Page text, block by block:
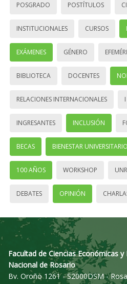
POSGRADO POSTÍTULOS
INSTITUCIONALES CURSOS
EXÁMENES GÉNERO
BIBLIOTECA DOCENTES
RELACIONES INTERNACIONALES
INGRESANTES INCLUSIÓN
BECAS BIENESTAR UNIVERSITARIO
100 AÑOS WORKSHOP UNR
DEBATES OPINIÓN
Facultad de Ciencias Económicas
Nacional de Rosario
Bv. Oroño 1261 - S2000DSM -